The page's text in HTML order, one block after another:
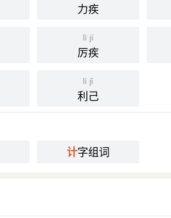
力疾
lì jí
厉疾
lì jǐ
利己
计字组词